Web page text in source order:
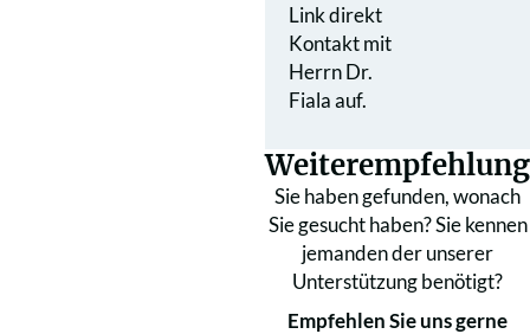
Link direkt
Kontakt mit
Herrn Dr.
Fiala auf.
Weiterempfehlung
Sie haben gefunden, wonach
Sie gesucht haben? Sie kennen
jemanden der unserer
Unterstützung benötigt?
Empfehlen Sie uns gerne